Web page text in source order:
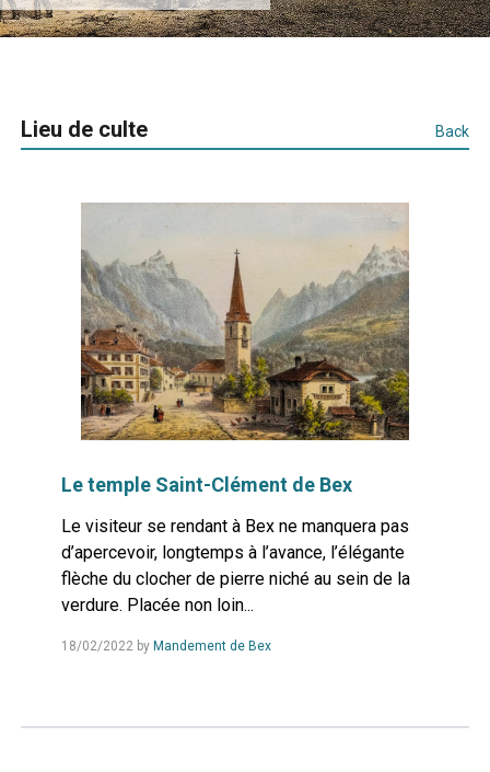
Lieu de culte Back
Le temple Saint-Clément de Bex
Le visiteur se rendant à Bex ne manquera pas
d’apercevoir, longtemps à l’avance, l’élégante
flèche du clocher de pierre niché au sein de la
verdure. Placée non loin...
18/02/2022by Mandement de BexRead